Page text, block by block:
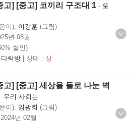
고] [중고] 코끼리 구조대 1 - 토
이), 이강훈 (그림)
년 08월
할인)
다락방 | 상태 : 상
고] [중고] 세상을 둘로 나눈 벽
- 우리 사회는
이), 임광희 (그림)
2024년 02월